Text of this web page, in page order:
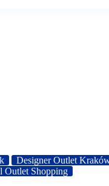
Designer Outlet
Outlet Shopping